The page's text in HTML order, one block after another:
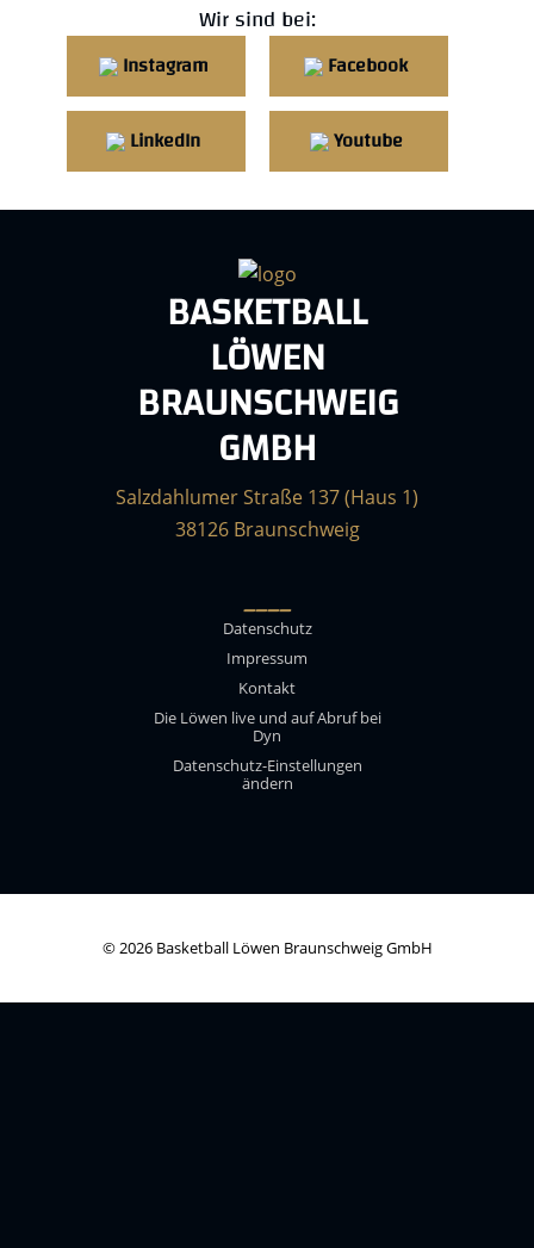
Wir sind bei:
Instagram Facebook
LinkedIn Youtube
BASKETBALL
LÖWEN
BRAUNSCHWEIG
GMBH
Salzdahlumer Straße 137 (Haus 1)
38126 Braunschweig
____
Datenschutz
Impressum
Kontakt
Die Löwen live und auf Abruf bei
Dyn
Datenschutz-Einstellungen
ändern
© 2026 Basketball Löwen Braunschweig GmbH